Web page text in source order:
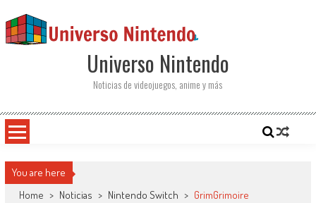
Universo Nintendo
Noticias de videojuegos, anime y más
You are here
Home > Noticias > Nintendo Switch > GrimGrimoire